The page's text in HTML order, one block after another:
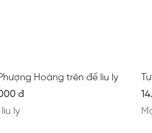
Hoàng trên đế liu ly
đ
ly